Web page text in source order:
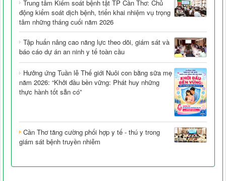
Trung tâm Kiểm soát bệnh tật TP Cần Thơ: Chủ
động kiểm soát dịch bệnh, triển khai nhiệm vụ trọng
tâm những tháng cuối năm 2026
Tập huấn nâng cao năng lực theo dõi, giám sát và
báo cáo dự án an ninh y tế toàn cầu
Hưởng ứng Tuần lễ Thế giới Nuôi con bằng sữa mẹ
năm 2026: “Khởi đầu bền vững: Phát huy những
thực hành tốt sẵn có”
Cần Thơ tăng cường phối hợp y tế - thú y trong
giám sát bệnh truyền nhiễm